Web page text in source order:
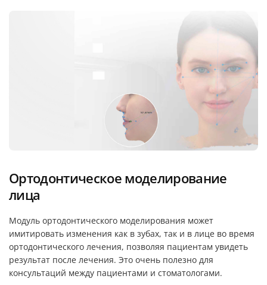
Ортодонтическое моделирование
лица
Модуль ортодонтического моделирования может
имитировать изменения как в зубах, так и в лице во время
ортодонтического лечения, позволяя пациентам увидеть
результат после лечения. Это очень полезно для
консультаций между пациентами и стоматологами.